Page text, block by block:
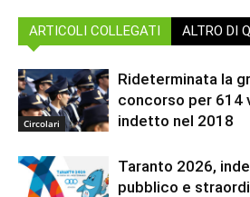
ARTICOLI COLLEGATI ALTRO DI
Circolari
Rideterminata la
concorso per 614
indetto nel 2018
Taranto 2026,
pubblico e